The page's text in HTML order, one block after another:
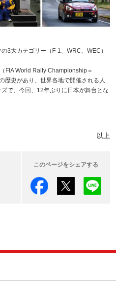
3大カテゴリー（F-1、WRC、WEC）
FIA World Rally Championship＝
歴史があり、世界各地で開催される人
で、今回、12年ぶりに日本が舞台とな
以上
このページをシェアする